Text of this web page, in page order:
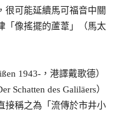
很可能延續馬可福音中關
「像搖擺的蘆葦」（馬太
1943-，港譯戴歌德）
Schatten des Galiläers）
接稱之為「流傳於市井小